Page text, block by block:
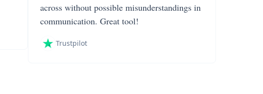
across without possible misunderstandings in
communication. Great tool!
Trustpilot